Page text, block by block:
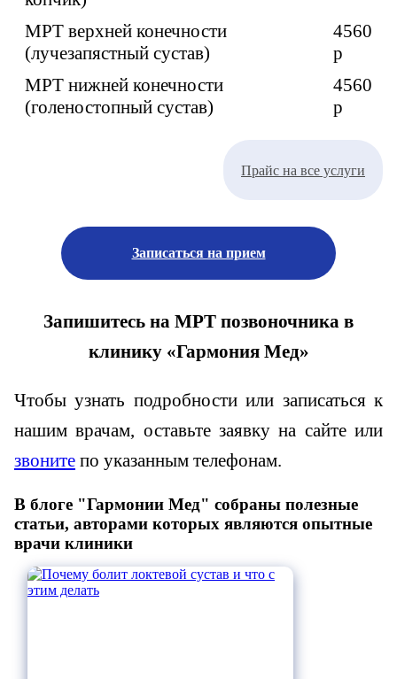
МРТ верхней конечности
(лучезапястный сустав)
4560
p
МРТ нижней конечности
(голеностопный сустав)
4560
p
Прайс на все услуги
Записаться на прием
Запишитесь на МРТ позвоночника в
клинику «Гармония Мед»
Чтобы узнать подробности или записаться к
нашим врачам, оставьте заявку на сайте или
звоните по указанным телефонам.
В блоге "Гармонии Мед" собраны полезные
статьи, авторами которых являются опытные
врачи клиники